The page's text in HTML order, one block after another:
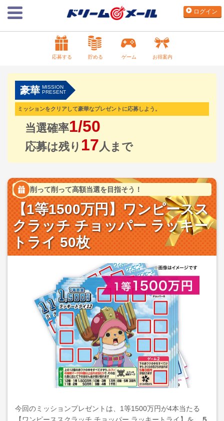
ログイン
応募する 貯める ゲーム お得案内
豪華 MISSION
PRESENT
ミッションをクリアして豪華なプレゼントに応募しよう。
当選確率1/50
応募は残り 17人まで
削って削って高額当選を目指そう！
【1等1500万円】ワンピースス
クラッチ チョッパー ラッキー
トライ 50枚
今回のミッションプレゼントは、1等1500万円が4本当たる